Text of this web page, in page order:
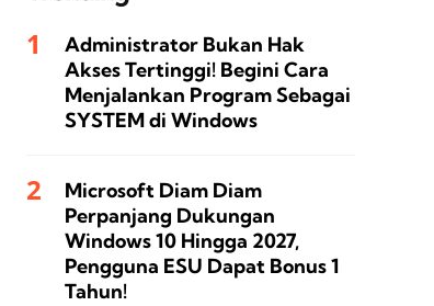
Administrator Bukan Hak
Akses Tertinggi! Begini Cara
Menjalankan Program Sebagai
SYSTEM di Windows
Microsoft Diam Diam
Perpanjang Dukungan
Windows 10 Hingga 2027,
Pengguna ESU Dapat Bonus 1
Tahun!